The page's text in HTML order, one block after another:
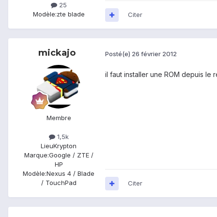
25
Modèle:zte blade Citer
mickajo
Membre
1,5k
LieuKrypton
Marque:Google / ZTE /
HP
Modèle:Nexus 4 / Blade
/ TouchPad
Posté(e) 26 février 2012
il faut installer une ROM depuis le
Citer